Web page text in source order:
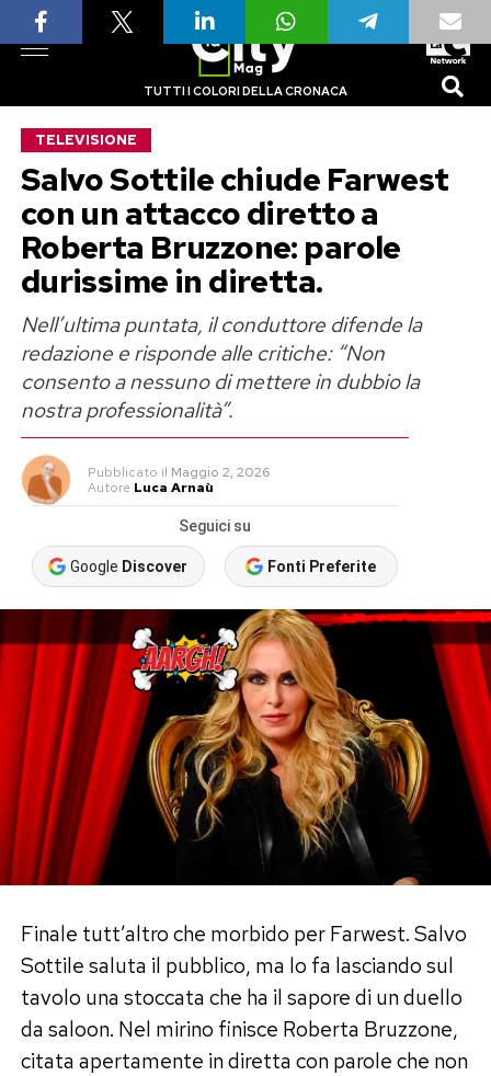
TUTTI I COLORI DELLA CRONACA
TELEVISIONE
Salvo Sottile chiude Farwest
con un attacco diretto a
Roberta Bruzzone: parole
durissime in diretta.
Nell’ultima puntata, il conduttore difende la
redazione e risponde alle critiche: “Non
consento a nessuno di mettere in dubbio la
nostra professionalità”.
Pubblicato il Maggio 2, 2026
Autore Luca Arnaù
Seguici su
Google Discover Fonti Preferite
Finale tutt’altro che morbido per Farwest. Salvo
Sottile saluta il pubblico, ma lo fa lasciando sul
tavolo una stoccata che ha il sapore di un duello
da saloon. Nel mirino finisce Roberta Bruzzone,
citata apertamente in diretta con parole che non